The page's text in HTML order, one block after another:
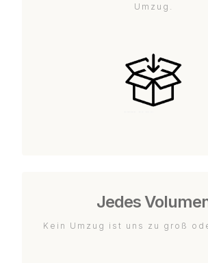
Umzug.
Jedes
Kein Umzug ist uns zu groß